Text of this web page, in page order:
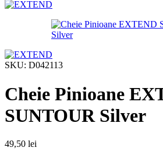
SKU: D042113
Cheie Pinioane
SUNTOUR Silver
49,50 lei